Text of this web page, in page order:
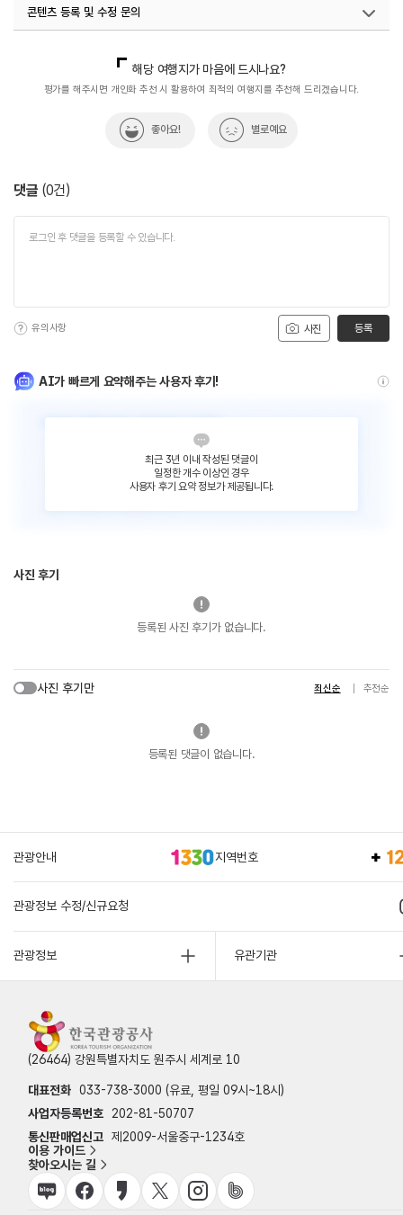
콘텐츠 등록 및 수정 문의
지역콘텐츠육성팀(반려동물동반여행)
02-7299-582
해당 여행지가 마음에 드시나요?
평가를 해주시면 개인화 추천 시 활용하여 최적의 여행지를 추천해 드리겠습니다.
좋아요! 별로예요
댓글 (0건)
사진
유의사항 등록
AI가 빠르게 요약해주는 사용자 후기!
최근 3년 이내 작성된 댓글이
일정한 개수 이상인 경우
사용자 후기 요약 정보가 제공됩니다.
사진 후기
등록된 사진 후기가 없습니다.
사진 후기만 최신순 추천순
등록된 댓글이 없습니다.
관광안내 지역번호
관광정보 수정/신규요청
관광정보 유관기관
(26464) 강원특별자치도 원주시 세계로 10
대표전화 033-738-3000 (유료, 평일 09시~18시)
사업자등록번호
202-81-50707
통신판매업신고 제2009-서울중구-1234호
이용 가이드
찾아오시는 길